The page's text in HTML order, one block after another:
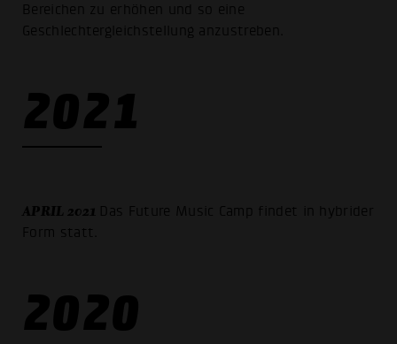
Bereichen zu erhöhen und so eine
Geschlechtergleichstellung anzustreben.
2021
APRIL 2021 Das Future Music Camp findet in hybrider
Form statt.
2020